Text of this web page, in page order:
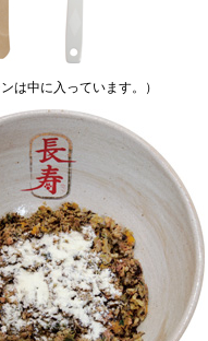
は中に入っています。）